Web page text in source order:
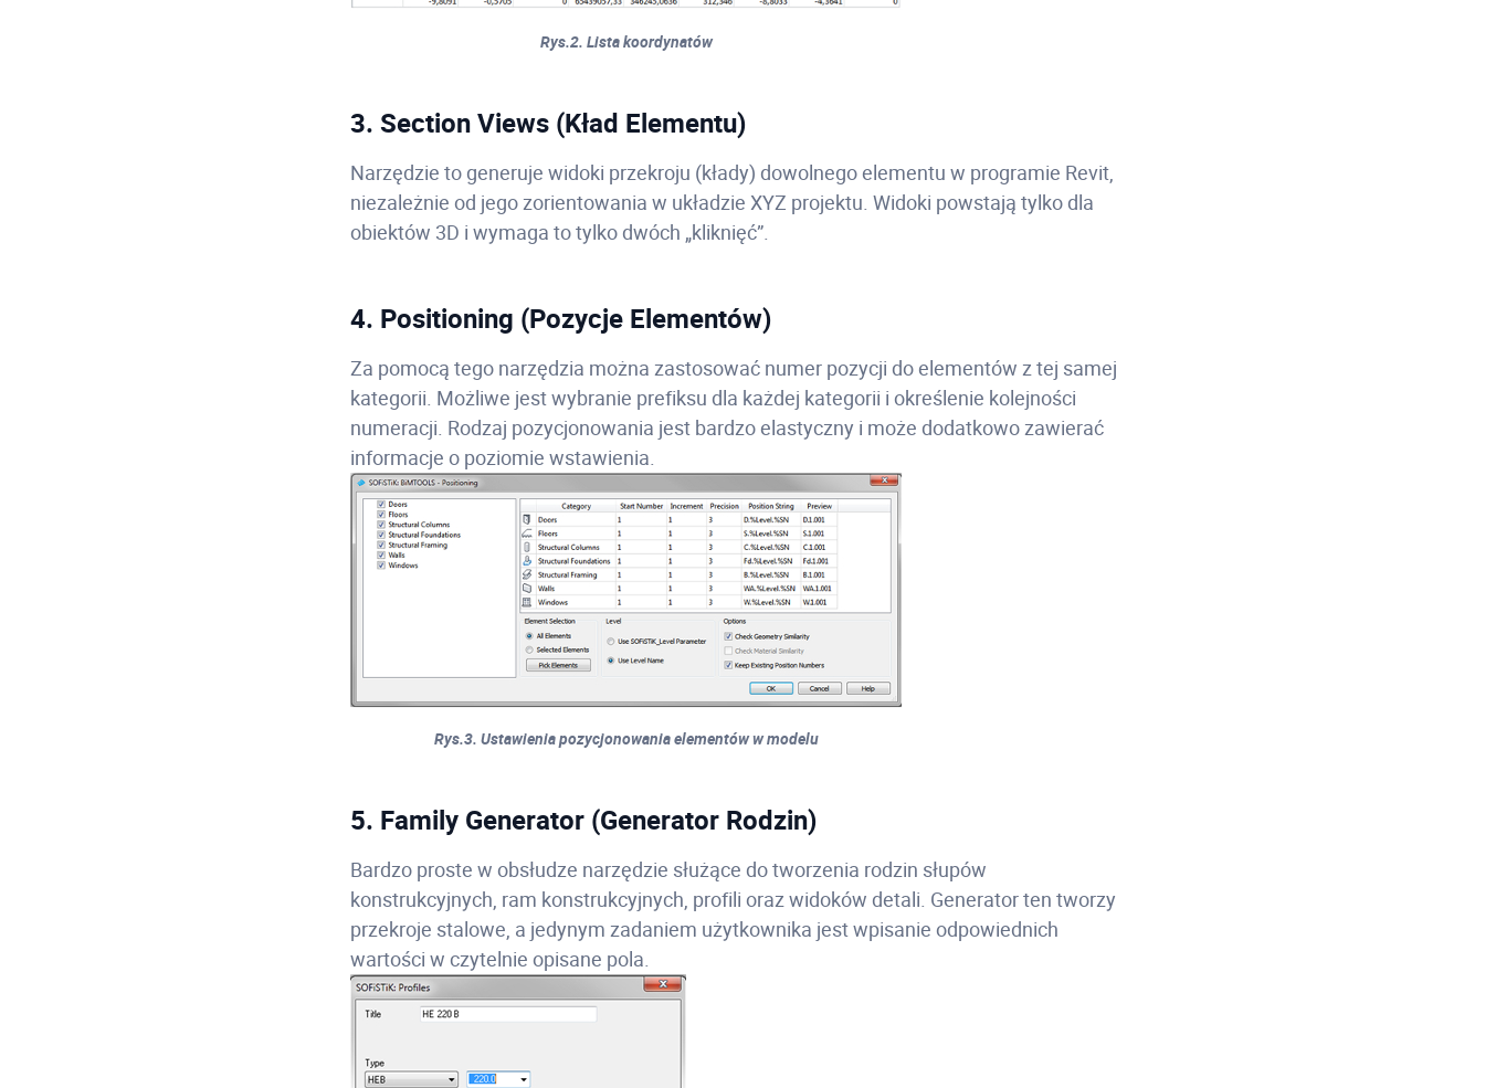
Rys.2. Lista koordynatów
3. Section Views (Kład Elementu)
Narzędzie to generuje widoki przekroju (kłady) dowolnego elementu w programie Revit,
niezależnie od jego zorientowania w układzie XYZ projektu. Widoki powstają tylko dla
obiektów 3D i wymaga to tylko dwóch „kliknięć”.
4. Positioning (Pozycje Elementów)
Za pomocą tego narzędzia można zastosować numer pozycji do elementów z tej samej
kategorii. Możliwe jest wybranie prefiksu dla każdej kategorii i określenie kolejności
numeracji. Rodzaj pozycjonowania jest bardzo elastyczny i może dodatkowo zawierać
informacje o poziomie wstawienia.
Rys.3. Ustawienia pozycjonowania elementów w modelu
5. Family Generator (Generator Rodzin)
Bardzo proste w obsłudze narzędzie służące do tworzenia rodzin słupów
konstrukcyjnych, ram konstrukcyjnych, profili oraz widoków detali. Generator ten tworzy
przekroje stalowe, a jedynym zadaniem użytkownika jest wpisanie odpowiednich
wartości w czytelnie opisane pola.